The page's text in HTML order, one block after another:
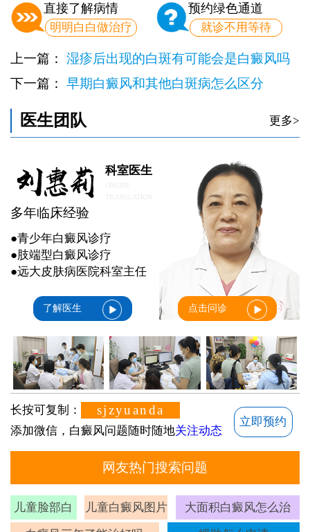
直接了解病情
明明白白做治疗
预约绿色通道
就诊不用等待
上一篇： 湿疹后出现的白斑有可能会是白癜风吗
下一篇： 早期白癜风和其他白斑病怎么区分
医生团队 更多>
科室医生
多年临床经验
●青少年白癜风诊疗
●肢端型白癜风诊疗
●远大皮肤病医院科室主任
了解医生 点击问诊
长按可复制： sjzyuanda
添加微信，白癜风问题随时随地关注动态
立即预约
网友热门搜索问题
儿童脸部白
儿童白癜风图片 大面积白癜风怎么治